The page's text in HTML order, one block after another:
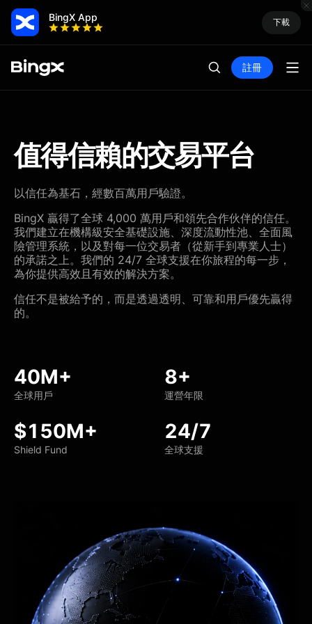
BingX App 下載
註冊
值得信賴的交易平台
以信任為基石，經數百萬用戶驗證。
BingX 贏得了全球 4,000 萬用戶和領先合作伙伴的信任。
我們建立在機構級安全基礎設施、深度流動性池、全面風
險管理系統，以及對每一位交易者（從新手到專業人士）
的承諾之上。我們的 24/7 全球支援在你旅程的每一步，
為你提供高效且有效的解決方案。
信任不是被給予的，而是透過透明、可靠和用戶優先贏得
的。
40M+
全球用戶
8+
運營年限
$150M+
Shield Fund
24/7
全球支援